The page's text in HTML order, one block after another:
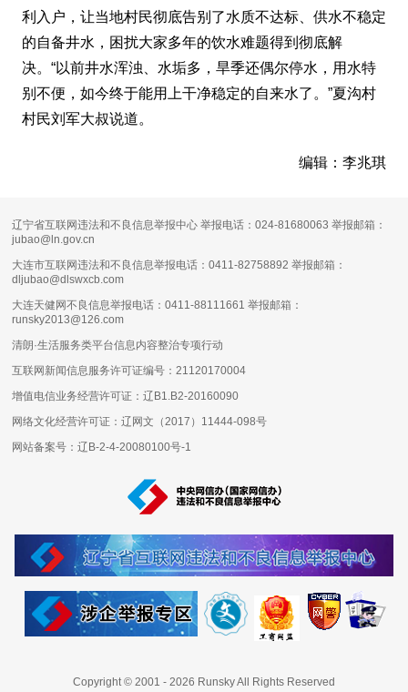
利入户，让当地村民彻底告别了水质不达标、供水不稳定
的自备井水，困扰大家多年的饮水难题得到彻底解
决。“以前井水浑浊、水垢多，旱季还偶尔停水，用水特
别不便，如今终于能用上干净稳定的自来水了。”夏沟村
村民刘军大叔说道。
编辑：李兆琪
辽宁省互联网违法和不良信息举报中心 举报电话：024-81680063 举报邮箱：
jubao@ln.gov.cn
大连市互联网违法和不良信息举报电话：0411-82758892 举报邮箱：
dljubao@dlswxcb.com
大连天健网不良信息举报电话：0411-88111661 举报邮箱：
runsky2013@126.com
清朗·生活服务类平台信息内容整治专项行动
互联网新闻信息服务许可证编号：21120170004
增值电信业务经营许可证：辽B1.B2-20160090
网络文化经营许可证：辽网文（2017）11444-098号
网站备案号：辽B-2-4-20080100号-1
Copyright © 2001 - 2026 Runsky All Rights Reserved